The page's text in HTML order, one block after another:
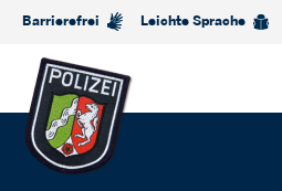
Barrierefrei Leichte Sprache